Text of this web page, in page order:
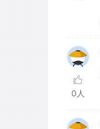
0人